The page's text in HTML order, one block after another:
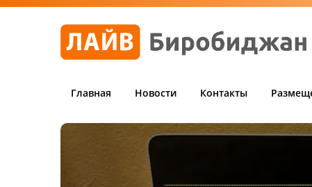
Главная Новости Контакты